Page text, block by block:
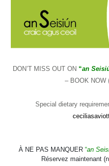
DON’T MISS OUT ON “an
– BOOK NOW
Special dietary
À NE PAS MANQUER “an
Réservez maintenant